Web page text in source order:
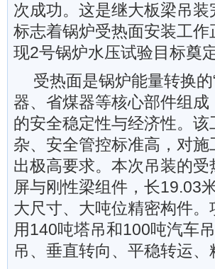
次成功。这是继大板梁吊
标志着锅炉受热面安装工
现2号锅炉水压试验目标奠
受热面是锅炉能量转换
器、省煤器等核心部件组
的安全稳定性与经济性。
杂、安全管控标准高，对
出极高要求。本次吊装的
屏与刚性梁组件，长19.03
大尺寸、大吨位精密构件
用140吨塔吊和100吨汽车
吊、垂直转向、平稳转运